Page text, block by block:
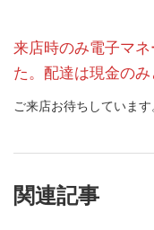
来店時のみ電子マ
た。配達は現金のみ
ご来店お待ちしています。
関連記事